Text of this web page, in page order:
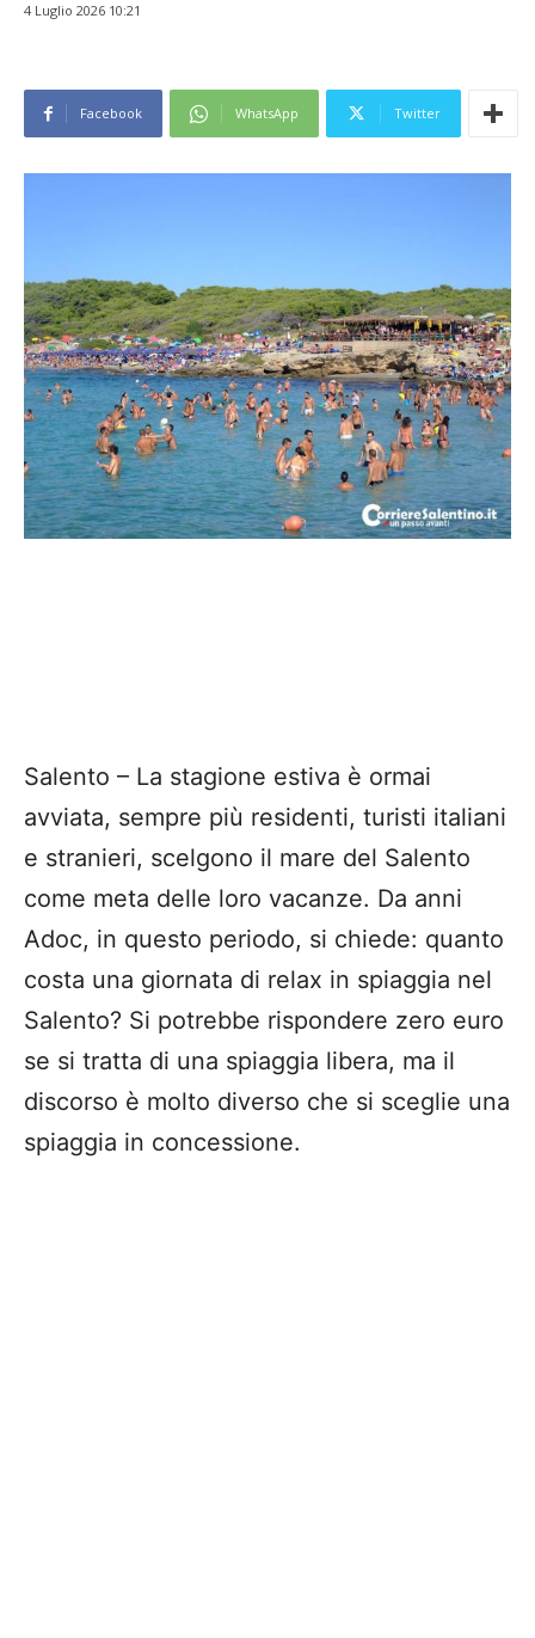
4 Luglio 2026 10:21
Facebook WhatsApp Twitter
Salento – La stagione estiva è ormai
avviata, sempre più residenti, turisti italiani
e stranieri, scelgono il mare del Salento
come meta delle loro vacanze. Da anni
Adoc, in questo periodo, si chiede: quanto
costa una giornata di relax in spiaggia nel
Salento? Si potrebbe rispondere zero euro
se si tratta di una spiaggia libera, ma il
discorso è molto diverso che si sceglie una
spiaggia in concessione.